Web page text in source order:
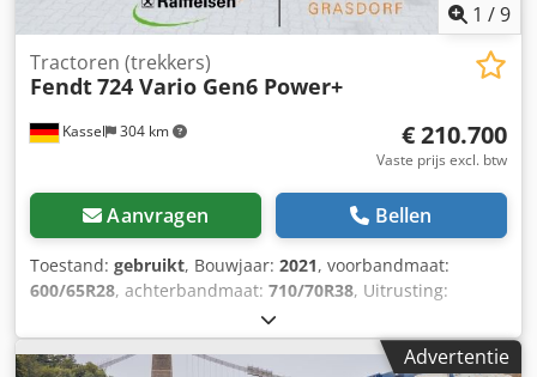
1 /9
Kassel 304 km
Tractoren (trekkers)
Fendt724 Vario Gen6 Power+
€ 210.700
Vaste prijs excl. btw
Aanvragen Bellen
Toestand: gebruikt, Bouwjaar: 2021, voorbandmaat:
600/65R28, achterbandmaat: 710/70R38, Uitrusting:
Advertentie